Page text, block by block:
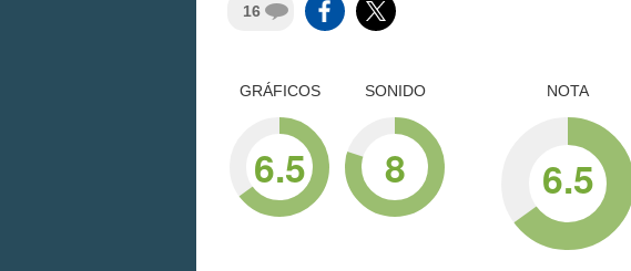
16
GRÁFICOS
6.5
SONIDO
8
NOTA
6.5